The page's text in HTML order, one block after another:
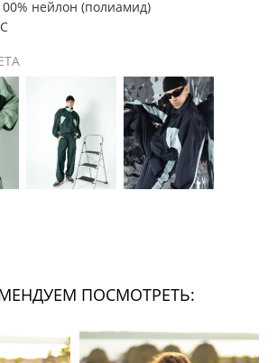
нейлон (полиамид)
ПОСМОТРЕТЬ: